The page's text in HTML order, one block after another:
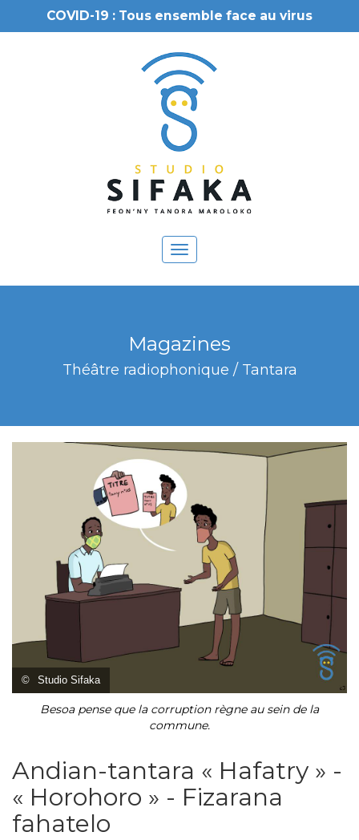
COVID-19 : Tous ensemble face au virus
Toggle
navigation
Magazines
Théâtre radiophonique / Tantara
© Studio Sifaka
Besoa pense que la corruption règne au sein de la
commune.
Andian-tantara « Hafatry » -
« Horohoro » - Fizarana
fahatelo